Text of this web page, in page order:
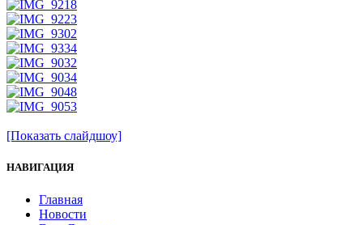
[Показать слайдшоу]
НАВИГАЦИЯ
Главная
Новости